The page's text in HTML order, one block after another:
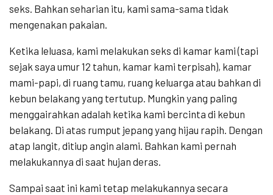
seks. Bahkan seharian itu, kami sama-sama tidak
mengenakan pakaian.
Ketika leluasa, kami melakukan seks di kamar kami (tapi
sejak saya umur 12 tahun, kamar kami terpisah), kamar
mami-papi, di ruang tamu, ruang keluarga atau bahkan di
kebun belakang yang tertutup. Mungkin yang paling
menggairahkan adalah ketika kami bercinta di kebun
belakang. Di atas rumput jepang yang hijau rapih. Dengan
atap langit, ditiup angin alami. Bahkan kami pernah
melakukannya di saat hujan deras.
Sampai saat ini kami tetap melakukannya secara